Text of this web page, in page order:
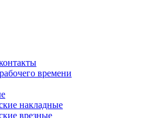
времени
накладные
врезные